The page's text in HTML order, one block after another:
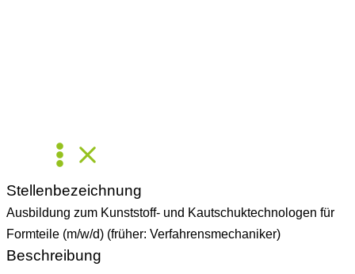
Stellenbezeichnung
Ausbildung zum Kunststoff- und Kautschuktechnologen für
Formteile (m/w/d) (früher: Verfahrensmechaniker)
Beschreibung